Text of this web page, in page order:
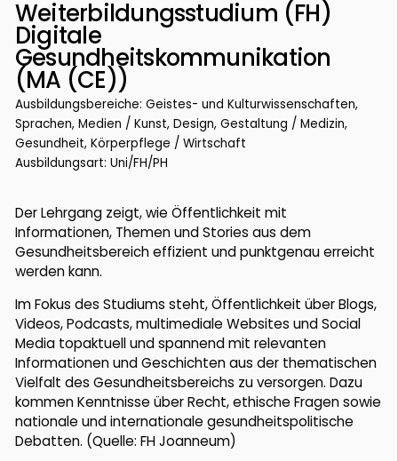
Weiterbildungsstudium (FH)
Digitale
Gesundheitskommunikation
(MA (CE))
Ausbildungsbereiche: Geistes- und Kulturwissenschaften,
Sprachen, Medien / Kunst, Design, Gestaltung / Medizin,
Gesundheit, Körperpflege / Wirtschaft
Ausbildungsart: Uni/FH/PH
Der Lehrgang zeigt, wie Öffentlichkeit mit
Informationen, Themen und Stories aus dem
Gesundheitsbereich effizient und punktgenau erreicht
werden kann.
Im Fokus des Studiums steht, Öffentlichkeit über Blogs,
Videos, Podcasts, multimediale Websites und Social
Media topaktuell und spannend mit relevanten
Informationen und Geschichten aus der thematischen
Vielfalt des Gesundheitsbereichs zu versorgen. Dazu
kommen Kenntnisse über Recht, ethische Fragen sowie
nationale und internationale gesundheitspolitische
Debatten. (Quelle: FH Joanneum)